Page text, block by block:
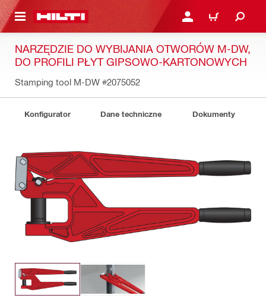
GŁÓWNEJ ZALOGUJ SIĘ LUB
KOSZYK
NARZĘDZIE DO WYBIJANIA OTWORÓW M-DW,
DO PROFILI PŁYT GIPSOWO-KARTONOWYCH
Stamping tool M-DW #2075052
Konfigurator Dane techniczne Dokumenty